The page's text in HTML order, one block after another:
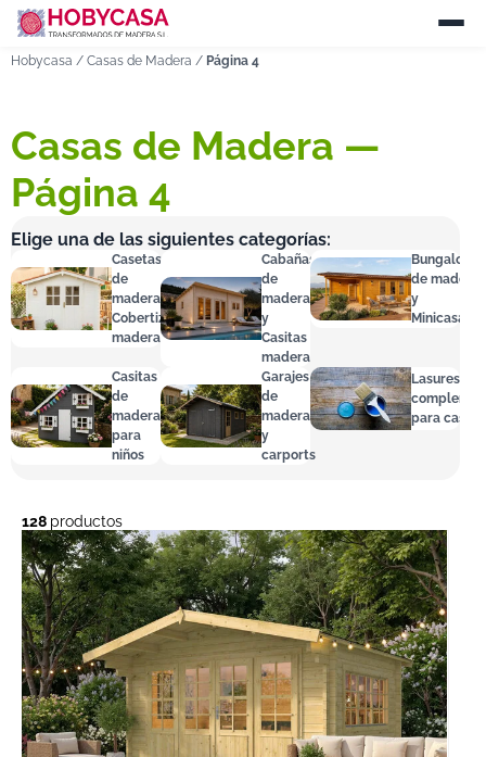
Hobycasa / Casas de Madera / Página 4
Casas de Madera —
Página 4
Elige una de las siguientes categorías:
Casetas
de
madera y
Cobertizos
madera
Cabañas
de
madera
y
Casitas
madera
Bungalows
de madera
y
Minicasas
Casitas
de
madera
para
niños
Garajes
de
madera
y
carports
Lasures y
para casas
128 productos